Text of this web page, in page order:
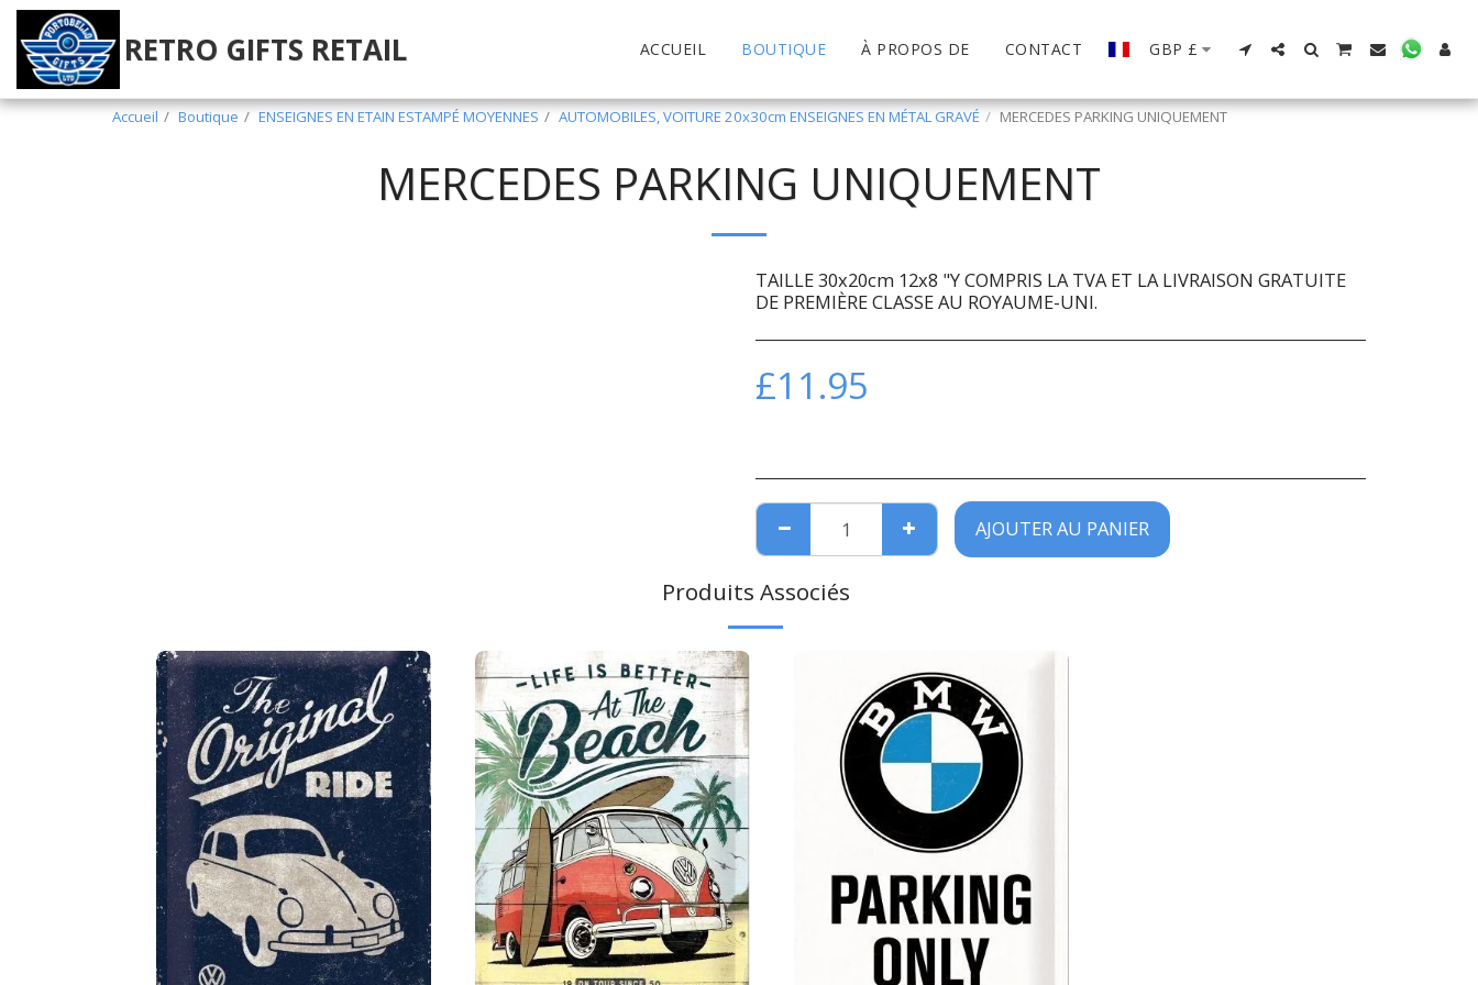
RETRO GIFTS RETAIL ACCUEIL BOUTIQUE À PROPOS DE CONTACT GBP £
Accueil Boutique ENSEIGNES EN ETAIN ESTAMPÉ MOYENNES AUTOMOBILES, VOITURE 20x30cm ENSEIGNES EN MÉTAL GRAVÉ MERCEDES PARKING UNIQUEMENT
MERCEDES PARKING UNIQUEMENT
TAILLE 30x20cm 12x8 "Y COMPRIS LA TVA ET LA LIVRAISON GRATUITE
DE PREMIÈRE CLASSE AU ROYAUME-UNI.
£11.95
AJOUTER AU PANIER
Produits Associés